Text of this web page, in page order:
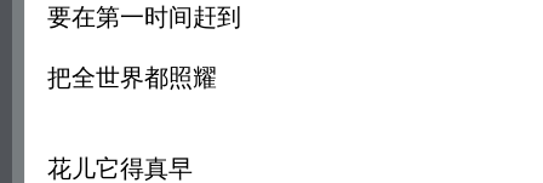
要在第一时间赶到
把全世界都照耀
花儿它得真早